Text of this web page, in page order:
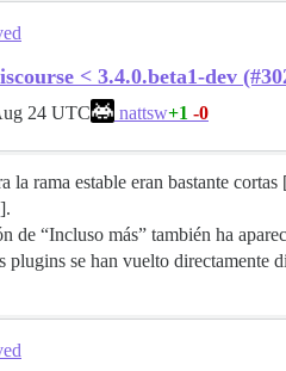
< 3.4.0.beta1-dev
24 UTC nattsw+1 -0
la rama estable eran bastante cortas
].
de “Incluso más” también ha
se han vuelto directamente